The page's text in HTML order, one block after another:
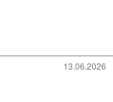
13.06.2026